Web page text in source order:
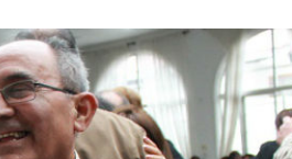
embargo, estas son las...